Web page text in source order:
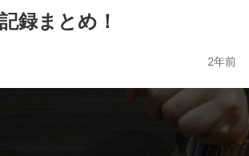
録まとめ！
2年前